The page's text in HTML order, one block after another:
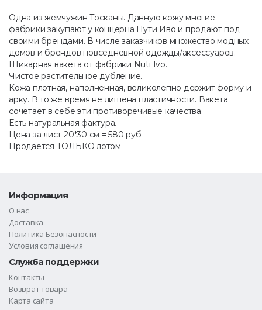
Одна из жемчужин Тосканы. Данную кожу многие
фабрики закупают у концерна Нути Иво и продают под
своими брендами. В числе заказчиков множество модных
домов и брендов повседневной одежды/аксессуаров.
Шикарная вакета от фабрики Nuti Ivo.
Чистое растительное дубление.
Кожа плотная, наполненная, великолепно держит форму и
арку. В то же время не лишена пластичности. Вакета
сочетает в себе эти противоречивые качества.
Есть натуральная фактура.
Цена за лист 20*30 см = 580 руб
Продается ТОЛЬКО лотом
Информация
О нас
Доставка
Политика Безопасности
Условия соглашения
Служба поддержки
Контакты
Возврат товара
Карта сайта